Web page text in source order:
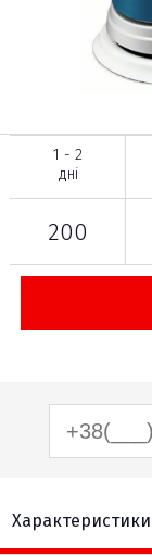
1 - 2
дні
200
Характеристики